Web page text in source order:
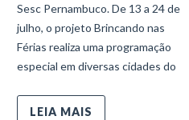
Sesc Pernambuco. De 13 a 24 de
julho, o projeto Brincando nas
Férias realiza uma programação
especial em diversas cidades do
LEIA MAIS